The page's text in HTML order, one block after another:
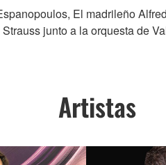
El madrileño
junto a la orquesta de
Artistas